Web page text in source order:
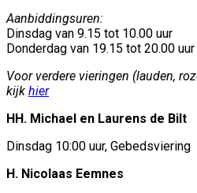
Aanbiddingsuren:
Dinsdag van 9.15 tot 10.00 uur
Donderdag van 19.15 tot 20.00 uur
Voor verdere vieringen (lauden,
kijk hier
HH. Michael en Laurens de Bilt
Dinsdag 10:00 uur, Gebedsviering
H. Nicolaas Eemnes